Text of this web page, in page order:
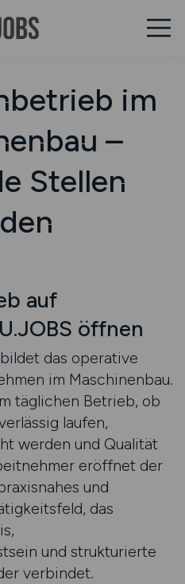
im
–
Stellen
auf
öffnen
das operative
im Maschinenbau.
täglichen Betrieb, ob
laufen,
werden und Qualität
eröffnet der
und
das
und strukturierte
verbindet.